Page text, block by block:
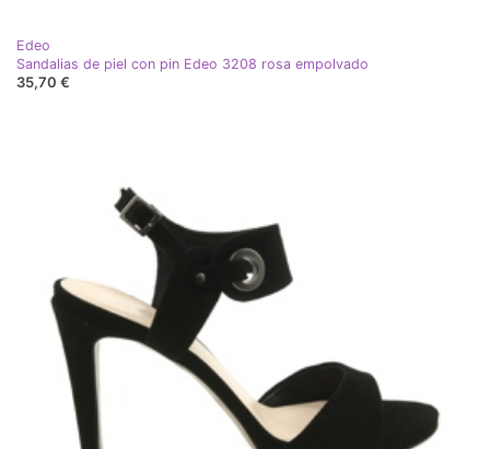
Edeo
Sandalias de piel con pin Edeo 3208 rosa empolvado
35,70 €